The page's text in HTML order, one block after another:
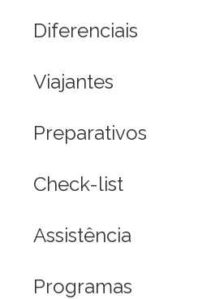
Diferenciais
Viajantes
Preparativos
Check-list
Assistência
Programas